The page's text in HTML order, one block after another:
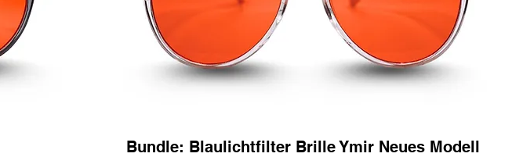
Schnellansicht
Bundle: Blaulichtfilter Brille Ymir Neues Modell